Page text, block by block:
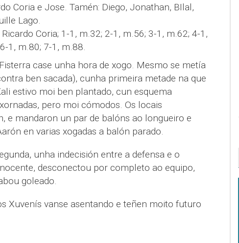
Coria e Jose. Tamén: Diego, Jonathan, BIlal,
Lago.
Coria; 1-1, m.32; 2-1, m.56; 3-1, m.62; 4-1,
1, m.80; 7-1, m.88.
case unha hora de xogo. Mesmo se metía
ben sacada), cunha primeira metade na que
estivo moi ben plantado, cun esquema
pero moi cómodos. Os locais
e mandaron un par de balóns ao longueiro e
en varias xogadas a balón parado.
unha indecisión entre a defensa e o
desconectou por completo ao equipo,
goleado.
Xuvenís vanse asentando e teñen moito futuro